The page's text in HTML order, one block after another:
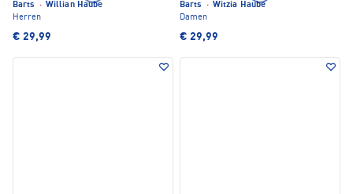
Barts · Willian Haube
Herren
€ 29,99
Barts · Witzia Haube
Damen
€ 29,99